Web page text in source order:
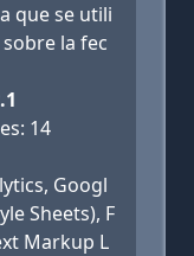
que se utili
la fec
14
Googl
Sheets), F
Markup L